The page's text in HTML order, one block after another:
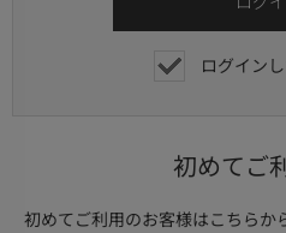
ログイン
初めてご
初めてご利用のお客様はこちらか